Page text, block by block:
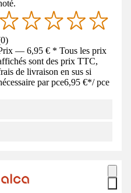
0)
— 6,95 € * Tous les prix
sont des prix TTC,
de livraison en sus si
par pce6,95 €*/ pce